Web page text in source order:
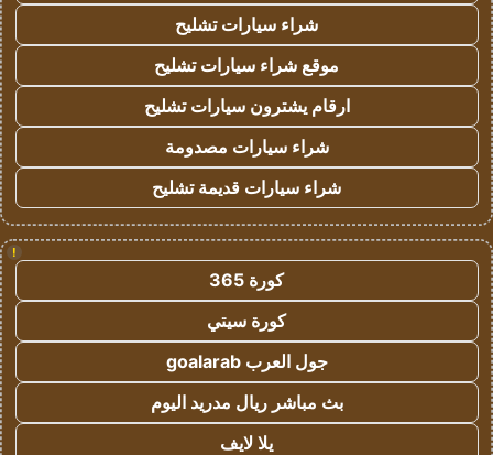
شراء سيارات تشليح
موقع شراء سيارات تشليح
ارقام يشترون سيارات تشليح
شراء سيارات مصدومة
شراء سيارات قديمة تشليح
!
كورة 365
كورة سيتي
جول العرب goalarab
بث مباشر ريال مدريد اليوم
يلا لايف